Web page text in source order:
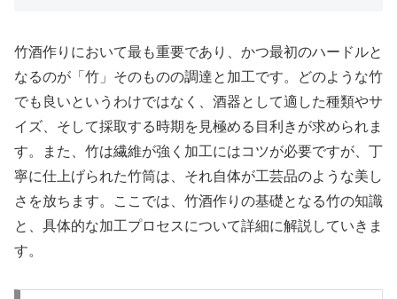
竹酒作りにおいて最も重要であり、かつ最初のハードルと
なるのが「竹」そのものの調達と加工です。どのような竹
でも良いというわけではなく、酒器として適した種類やサ
イズ、そして採取する時期を見極める目利きが求められま
す。また、竹は繊維が強く加工にはコツが必要ですが、丁
寧に仕上げられた竹筒は、それ自体が工芸品のような美し
さを放ちます。ここでは、竹酒作りの基礎となる竹の知識
と、具体的な加工プロセスについて詳細に解説していきま
す。